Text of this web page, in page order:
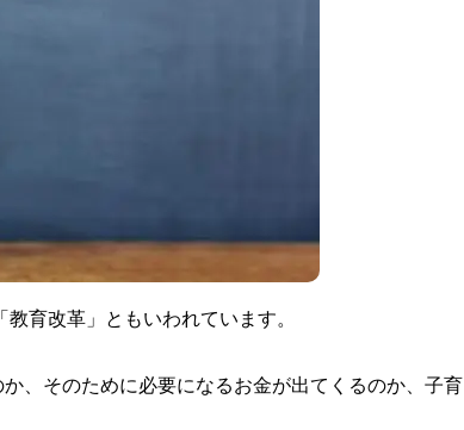
育改革」ともいわれています。
、そのために必要になるお金が出てくるのか、子育